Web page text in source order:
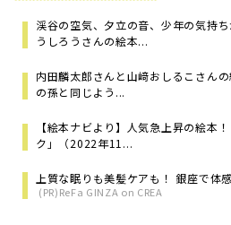
渓谷の空気、夕立の音、少年の気持
うしろうさんの絵本...
内田麟太郎さんと山﨑おしるこさん
の孫と同じよう...
【絵本ナビより】人気急上昇の絵本
ク」（2022年11...
上質な眠りも美髪ケアも！ 銀座で体
(PR)ReFa GINZA on CREA